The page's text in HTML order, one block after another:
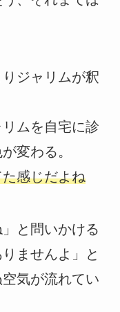
ジャリムが釈
ムを自宅に診
変わる。
感じだよね
と問いかける
ませんよ」と
気が流れてい